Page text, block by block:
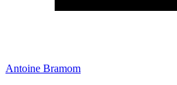
Antoine Bramom